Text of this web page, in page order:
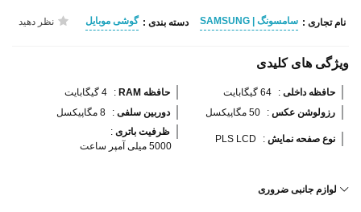
نام تجاری : سامسونگ | SAMSUNG دسته بندی : گوشی موبایل نظر دهید
ویژگی های کلیدی
حافظه داخلی : 64 گیگابایت حافظه RAM :
4 گیگابایت
رزولوشن عکس : 50 مگاپیکسل دوربین سلفی : 8 مگاپیکسل
نوع صفحه نمایش :
PLS LCD
ظرفیت باتری :
5000 میلی آمپر ساعت
لوازم جانبی ضروری